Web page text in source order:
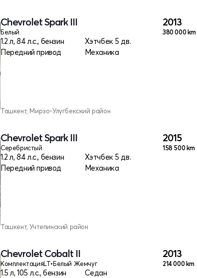
Chevrolet Spark III
Белый
1.2 л, 84 л.с., бензин
Хэтчбек 5 дв.
Передний привод
Механика
2013
380 000 km
Ташкент, Мирзо-Улугбекский район
Chevrolet Spark III
Серебристый
1.2 л, 84 л.с., бензин
Хэтчбек 5 дв.
Передний привод
Механика
2015
158 500 km
Ташкент, Учтепинский район
Chevrolet Cobalt II
КомплектацияLT•Белый Жемчуг
1.5 л, 105 л.с., бензин
Седан
2013
214 000 km